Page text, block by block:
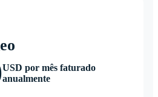
USD por mês faturado
anualmente